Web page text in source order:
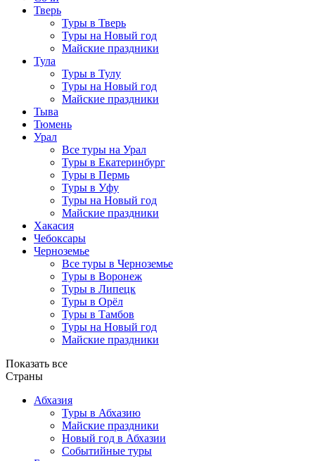
Тверь
Туры в Тверь
Туры на Новый год
Майские праздники
Тула
Туры в Тулу
Туры на Новый год
Майские праздники
Тыва
Тюмень
Урал
Все туры на Урал
Туры в Екатеринбург
Туры в Пермь
Туры в Уфу
Туры на Новый год
Майские праздники
Хакасия
Чебоксары
Черноземье
Все туры в Черноземье
Туры в Воронеж
Туры в Липецк
Туры в Орёл
Туры в Тамбов
Туры на Новый год
Майские праздники
Показать все
Страны
Абхазия
Туры в Абхазию
Майские праздники
Новый год в Абхазии
Событийные туры